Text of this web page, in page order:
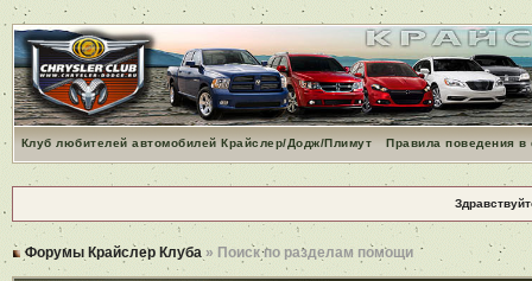
Клуб любителей автомобилей Крайслер/Додж/Плимут Правила поведения
Форумы Крайслер Клуба » Поиск по разделам помощи